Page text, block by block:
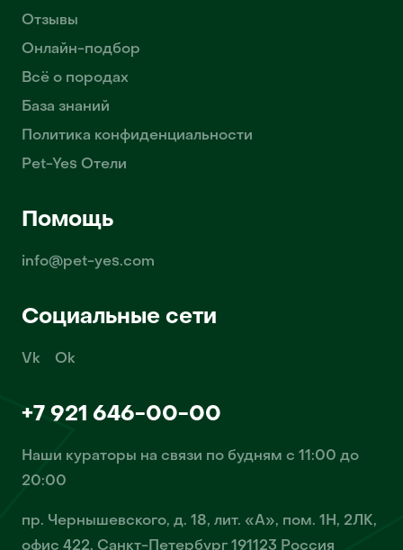
Отзывы
Онлайн-подбор
Всё о породах
База знаний
Политика конфиденциальности
Pet-Yes Отели
Помощь
info@pet-yes.com
Социальные сети
Vk Ok
+7 921 646-00-00
Наши кураторы на связи по будням с 11:00 до
20:00
пр. Чернышевского, д. 18, лит. «А», пом. 1Н, 2ЛК,
офис 422, Санкт-Петербург 191123 Россия